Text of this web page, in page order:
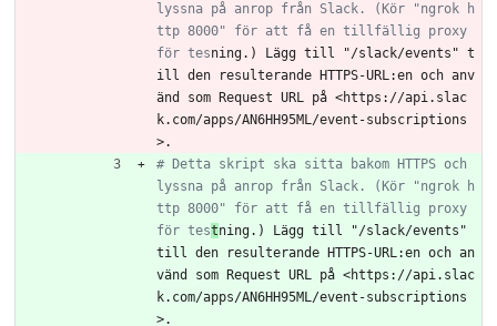
lyssna på anrop från Slack. (Kör "ngrok h
ttp 8000" för att få en tillfällig proxy
för tesning.) Lägg till "/slack/events" t
ill den resulterande HTTPS-URL:en och anv
änd som Request URL på <https://api.slac
k.com/apps/AN6HH95ML/event-subscriptions
>.
# Detta skript ska sitta bakom HTTPS och
lyssna på anrop från Slack. (Kör "ngrok h
ttp 8000" för att få en tillfällig proxy
för testning.) Lägg till "/slack/events"
till den resulterande HTTPS-URL:en och an
vänd som Request URL på <https://api.slac
k.com/apps/AN6HH95ML/event-subscriptions
>.